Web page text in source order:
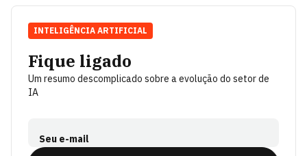
Fique ligado
Um resumo descomplicado sobre a evolução do setor de
IA
Seu e-mail
INTELIGÊNCIA ARTIFICIAL